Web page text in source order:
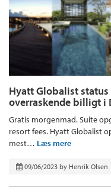
Hyatt Globalist
overraskende billigt i
Gratis morgenmad. Suite
resort fees. Hyatt Globalist
mest… Læs mere
09/06/2023 by Henrik Olsen